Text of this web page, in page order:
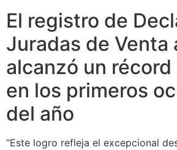
El registro de
Juradas de Venta
alcanzó un
en los primeros
del año
“Este logro refleja el excepcional